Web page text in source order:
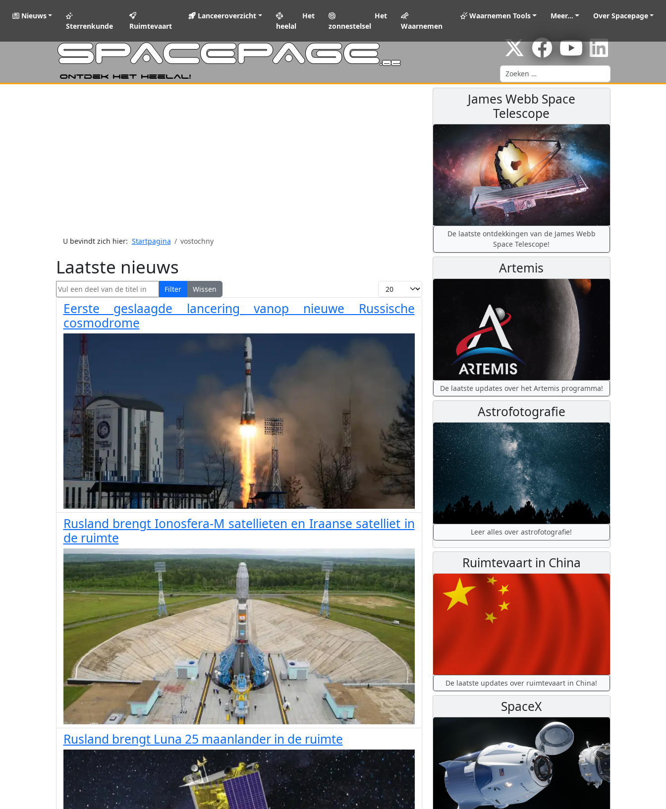
Nieuws
Sterrenkunde
Ruimtevaart
Lanceeroverzicht
Het
heelal
Het
zonnestelsel
Waarnemen
Waarnemen Tools Meer... Over Spacepage
SPACEPAGE.be
Ontdek het heelal!
Zoeken
U bevindt zich hier: Startpagina vostochny
Laatste nieuws
Vul een deel van de titel in Filter Wissen Toon #
Eerste geslaagde lancering vanop nieuwe Russische
cosmodrome
Rusland brengt Ionosfera-M satellieten en Iraanse satelliet in
de ruimte
Rusland brengt Luna 25 maanlander in de ruimte
James Webb Space
Telescope
De laatste ontdekkingen van de James Webb
Space Telescope!
Artemis
De laatste updates over het Artemis programma!
Astrofotografie
Leer alles over astrofotografie!
Ruimtevaart in China
De laatste updates over ruimtevaart in China!
SpaceX